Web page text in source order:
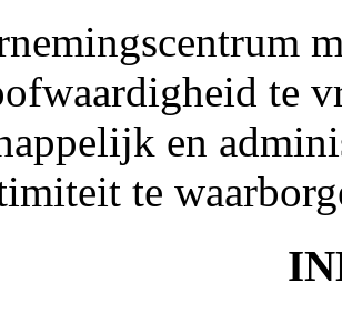
te
en
te